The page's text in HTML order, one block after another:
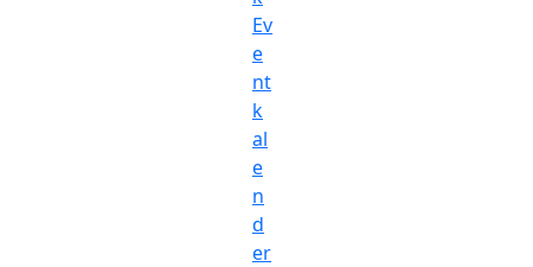
Ev
e
nt
k
al
e
n
d
er